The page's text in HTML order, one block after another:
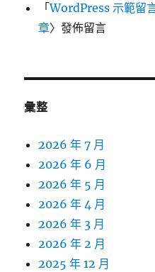
「WordPress 示範留
章〉發佈留言
彙整
2026 年 7 月
2026 年 6 月
2026 年 5 月
2026 年 4 月
2026 年 3 月
2026 年 2 月
2025 年 12 月